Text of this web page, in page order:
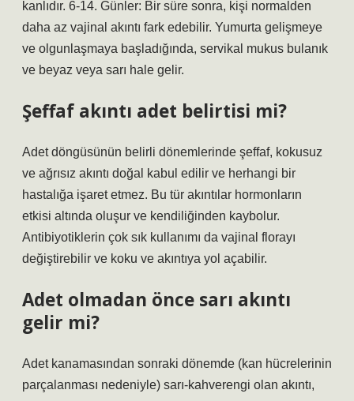
kanlıdır. 6-14. Günler: Bir süre sonra, kişi normalden
daha az vajinal akıntı fark edebilir. Yumurta gelişmeye
ve olgunlaşmaya başladığında, servikal mukus bulanık
ve beyaz veya sarı hale gelir.
Şeffaf akıntı adet belirtisi mi?
Adet döngüsünün belirli dönemlerinde şeffaf, kokusuz
ve ağrısız akıntı doğal kabul edilir ve herhangi bir
hastalığa işaret etmez. Bu tür akıntılar hormonların
etkisi altında oluşur ve kendiliğinden kaybolur.
Antibiyotiklerin çok sık kullanımı da vajinal florayı
değiştirebilir ve koku ve akıntıya yol açabilir.
Adet olmadan önce sarı akıntı
gelir mi?
Adet kanamasından sonraki dönemde (kan hücrelerinin
parçalanması nedeniyle) sarı-kahverengi olan akıntı,